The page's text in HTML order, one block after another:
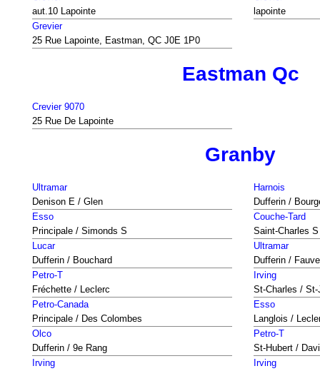
aut.10 Lapointe
lapointe
Grevier
25 Rue Lapointe, Eastman, QC J0E 1P0
Eastman Qc
Crevier 9070
25 Rue De Lapointe
Granby
Ultramar
Denison E / Glen
Harnois
Dufferin /
Esso
Principale / Simonds S
Couche-Tard
Saint-Charles
Lucar
Dufferin / Bouchard
Ultramar
Dufferin /
Petro-T
Fréchette / Leclerc
Irving
St-Charles /
Petro-Canada
Principale / Des Colombes
Esso
Langlois /
Olco
Dufferin / 9e Rang
Petro-T
St-Hubert /
Irving
Irving